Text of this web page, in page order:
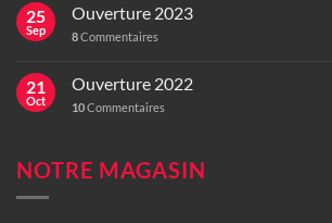
25
Sep
Ouverture 2023
8Commentaires
21
Oct
Ouverture 2022
10Commentaires
NOTRE MAGASIN